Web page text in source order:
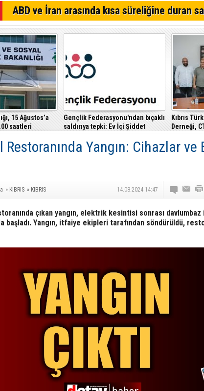
Dikkat İskele'de su kesintisi!
Denktaş: "Kıbrıs sorunu,
ABD ve İran arasında kısa süreliğine duran
15 Ağustos’a
saatleri
çalışmayı
Gençlik Federasyonu'ndan bıçaklı
saldırıya tepki: Ev İçi Şiddet
Yasası hayata geçirilmeli
Kıbrıs
Derneği,
Restoranında Yangın: Cihazlar ve
» KIBRIS » KIBRIS 14.08.2024 14:47
çıkan yangın, elektrik kesintisi sonrası
başladı. Yangın, itfaiye ekipleri tarafından söndürüldü,